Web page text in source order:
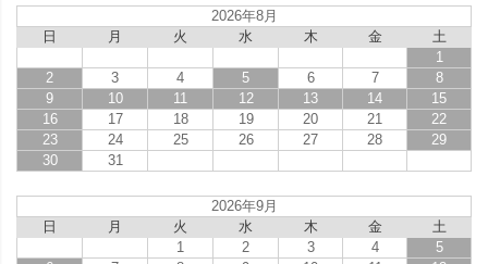
2026年8月
日
月 火 水 木 金
土
1
2
3 4 5 6 7
8
9
10 11 12 13 14
15
16
17 18 19 20 21
22
23
24 25 26 27 28
29
30
31
2026年9月
日
月 火 水 木 金
土
1
2 3 4
5